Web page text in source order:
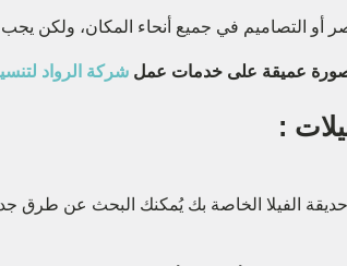
أو التصاميم في جميع أنحاء المكان، ولكن
بصورة عميقة على خدمات عمل شركة الرواد
:
الفيلا الخاصة بك يُمكنك البحث عن طرق